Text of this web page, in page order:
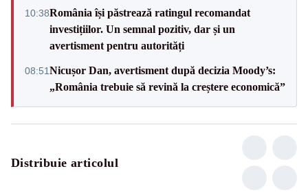
10:38România își păstrează ratingul recomandat
investițiilor. Un semnal pozitiv, dar și un
avertisment pentru autorități
08:51Nicușor Dan, avertisment după decizia Moody’s:
„România trebuie să revină la creștere economică”
Distribuie articolul